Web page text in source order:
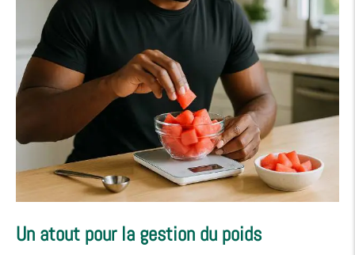
Un atout pour la gestion du poids